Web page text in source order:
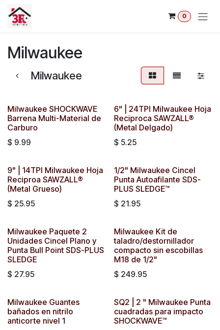
Ir al contenido
0
Milwaukee
Milwaukee
Milwaukee SHOCKWAVE
Barrena Multi-Material de
Carburo
$ 9.99
6" | 24TPI Milwaukee Hoja
Reciproca SAWZALL®
(Metal Delgado)
$ 5.25
9" | 14TPI Milwaukee Hoja
Reciproa SAWZALL®
(Metal Grueso)
$ 25.95
1/2" Milwaukee Cincel
Punta Autoafilante SDS-
PLUS SLEDGE™
$ 21.95
Milwaukee Paquete 2
Unidades Cincel Plano y
Punta Bull Point SDS-PLUS
SLEDGE
$ 27.95
Milwaukee Kit de
taladro/destornillador
compacto sin escobillas
M18 de 1/2"
$ 249.95
Milwaukee Guantes
bañados en nitrilo
anticorte nivel 1
SQ2 | 2 " Milwaukee Punta
cuadradas para impacto
SHOCKWAVE™